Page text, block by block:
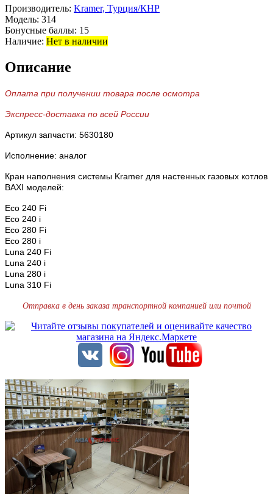
Производитель: Kramer, Турция/КНР
Модель: 314
Бонусные баллы: 15
Наличие: Нет в наличии
Описание
Оплата при получении товара после осмотра
Экспресс-доставка по всей России
Артикул запчасти: 5630180
Исполнение: аналог
Кран наполнения системы Kramer для настенных газовых котлов
BAXI моделей:
Eco 240 Fi
Eco 240 i
Eco 280 Fi
Eco 280 i
Luna 240 Fi
Luna 240 i
Luna 280 i
Luna 310 Fi
Отправка в день заказа транспортной компанией или почтой